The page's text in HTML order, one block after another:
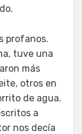
profanos.
tuve una
más
otros en
de agua.
a
nos decía